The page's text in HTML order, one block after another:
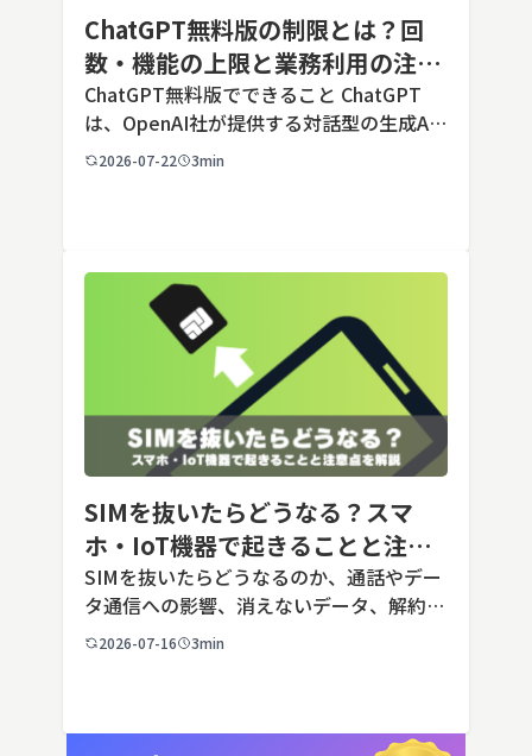
ChatGPT無料版の制限とは？回
数・機能の上限と業務利用の注意
点を解説【2026年最新】
ChatGPT無料版でできること ChatGPT
は、OpenAI社が提供する対話型の生成AI
サービスです。アカウントを登録すれば無
2026-07-22 3min
SIMを抜いたらどうなる？スマ
ホ・IoT機器で起きることと注意
点を解説
SIMを抜いたらどうなるのか、通話やデー
タ通信への影響、消えないデータ、解約や
端末譲渡時の注意点を整理。さらに法人・
2026-07-16 3min